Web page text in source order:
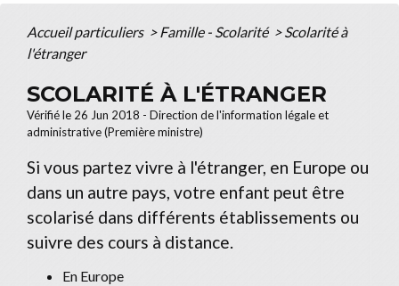
Accueil particuliers > Famille - Scolarité > Scolarité à
l'étranger
SCOLARITÉ À L'ÉTRANGER
Vérifié le 26 Jun 2018 - Direction de l'information légale et
administrative (Première ministre)
Si vous partez vivre à l'étranger, en Europe ou
dans un autre pays, votre enfant peut être
scolarisé dans différents établissements ou
suivre des cours à distance.
En Europe